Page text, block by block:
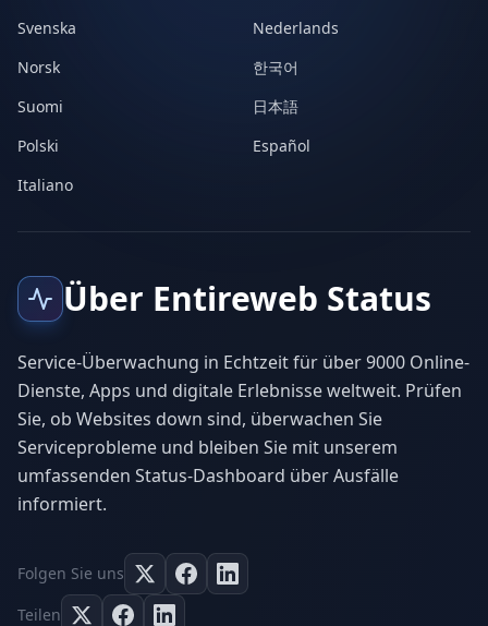
Svenska
Nederlands
Norsk
한국어
Suomi
日本語
Polski
Español
Italiano
Über Entireweb Status
Service-Überwachung in Echtzeit für über 9000 Online-
Dienste, Apps und digitale Erlebnisse weltweit. Prüfen
Sie, ob Websites down sind, überwachen Sie
Serviceprobleme und bleiben Sie mit unserem
umfassenden Status-Dashboard über Ausfälle
informiert.
Folgen Sie uns
Teilen